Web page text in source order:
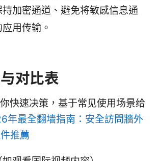
加密通道、避免将敏感信息通
用传输。
对比表
快速决策，基于常见使用场景给
年最全翻墙指南：安全訪問牆外
推薦